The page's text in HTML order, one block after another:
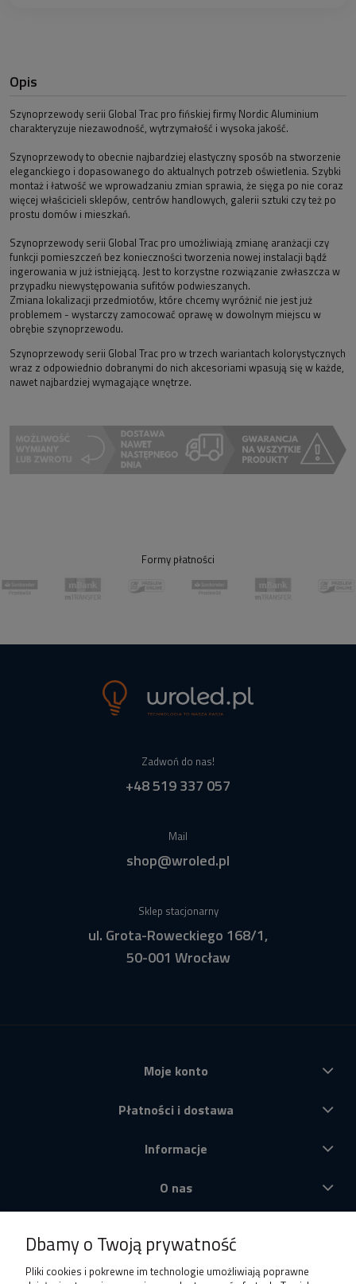
Opis
Szynoprzewody serii Global Trac pro fińskiej firmy Nordic Aluminium
charakteryzuje niezawodność, wytrzymałość i wysoka jakość.
Szynoprzewody to obecnie najbardziej elastyczny sposób na stworzenie
eleganckiego i dopasowanego do aktualnych potrzeb oświetlenia. Szybki
montaż i łatwość we wprowadzaniu zmian sprawia, że sięga po nie coraz
więcej właścicieli sklepów, centrów handlowych, galerii sztuki czy też po
prostu domów i mieszkań.
Szynoprzewody serii Global Trac pro umożliwiają zmianę aranżacji czy
funkcji pomieszczeń bez konieczności tworzenia nowej instalacji bądź
ingerowania w już istniejącą. Jest to korzystne rozwiązanie zwłaszcza w
przypadku niewystępowania sufitów podwieszanych.
Zmiana lokalizacji przedmiotów, które chcemy wyróżnić nie jest już
problemem - wystarczy zamocować oprawę w dowolnym miejscu w
obrębie szynoprzewodu.
Szynoprzewody serii Global Trac pro w trzech wariantach kolorystycznych
wraz z odpowiednio dobranymi do nich akcesoriami wpasują się w każde,
nawet najbardziej wymagające wnętrze.
Formy płatności
Zadwoń do nas!
+48 519 337 057
Mail
shop@wroled.pl
Sklep stacjonarny
ul. Grota-Roweckiego 168/1,
50-001 Wrocław
Moje konto
Płatności i dostawa
Informacje
O nas
Dbamy o Twoją prywatność
Pliki cookies i pokrewne im technologie umożliwiają poprawne